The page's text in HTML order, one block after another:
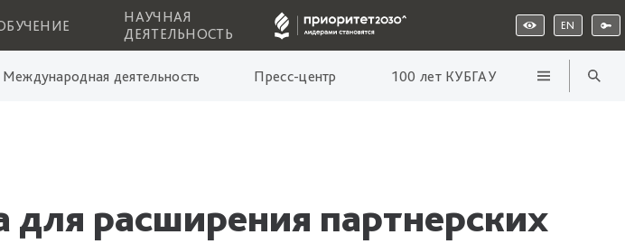
НАУЧНАЯ
ДЕЯТЕЛЬНОСТЬ
EN
Международная деятельность Пресс-центр 100 лет КУБГАУ
расширения партнерских